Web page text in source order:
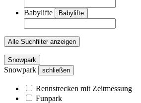
Babylifte Babylifte
Alle Suchfilter anzeigen
Snowpark
Snowpark schließen
Rennstrecken mit Zeitmessung
Funpark